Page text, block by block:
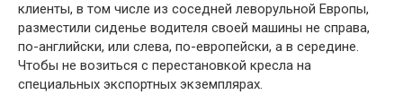
клиенты, в том числе из соседней леворульной Европы,
разместили сиденье водителя своей машины не справа,
по-английски, или слева, по-европейски, а в середине.
Чтобы не возиться с перестановкой кресла на
специальных экспортных экземплярах.